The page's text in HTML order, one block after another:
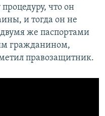
что он
и тогда он не
же паспортами
гражданином,
правозащитник.